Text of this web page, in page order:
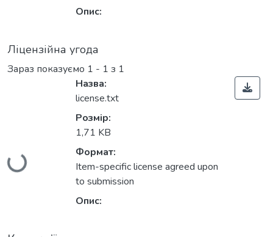
Опис:
Ліцензійна угода
Зараз показуємо 1 - 1 з 1
Вантажиться...
Назва:
license.txt
Розмір:
1,71 KB
Формат:
Item-specific license agreed upon
to submission
Опис: